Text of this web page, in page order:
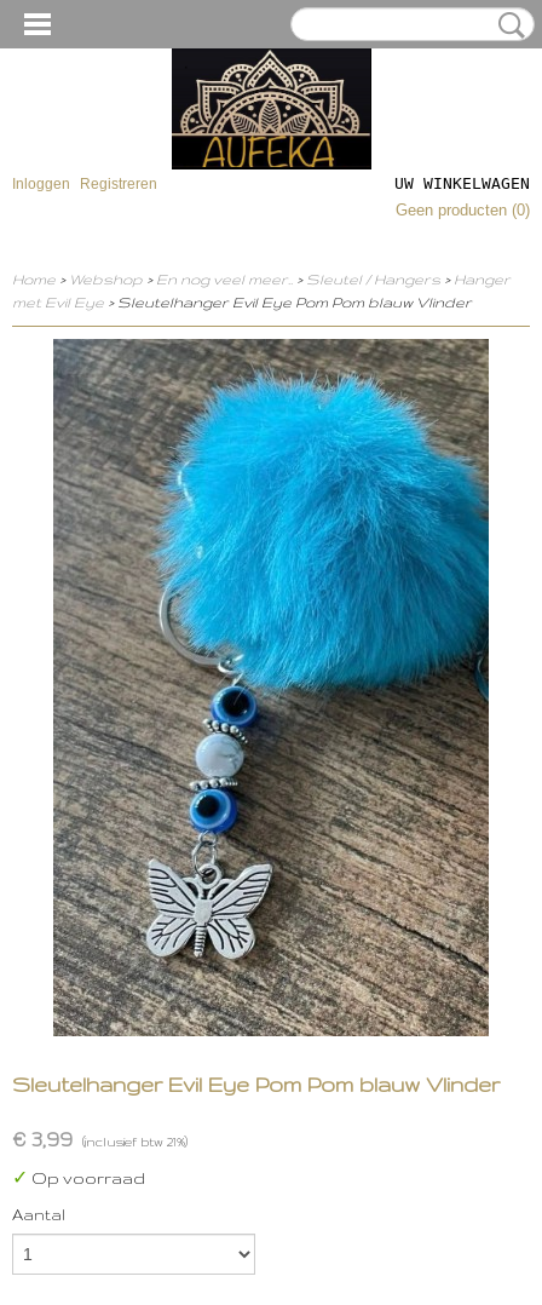
Inloggen Registreren
UW WINKELWAGEN
Geen producten (0)
Home > Webshop > En nog veel meer.. > Sleutel / Hangers > Hanger
met Evil Eye > Sleutelhanger Evil Eye Pom Pom blauw Vlinder
Sleutelhanger Evil Eye Pom Pom blauw Vlinder
€ 3,99 (inclusief btw 21%)
✓ Op voorraad
Aantal